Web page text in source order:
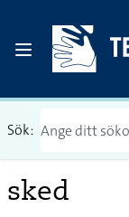
Sök:
sked